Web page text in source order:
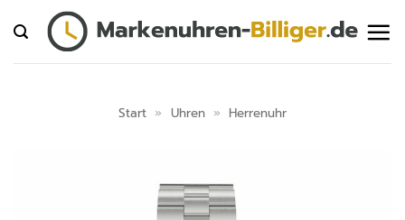
Inhalt
springen
Start » Uhren » Herrenuhr